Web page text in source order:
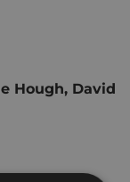
Hough, David